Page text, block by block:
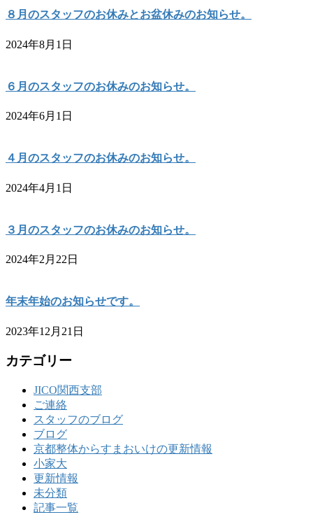
８月のスタッフのお休みとお盆休みのお知らせ。
2024年8月1日
６月のスタッフのお休みのお知らせ。
2024年6月1日
４月のスタッフのお休みのお知らせ。
2024年4月1日
３月のスタッフのお休みのお知らせ。
2024年2月22日
年末年始のお知らせです。
2023年12月21日
カテゴリー
JICO関西支部
ご連絡
スタッフのブログ
ブログ
京都整体からすまおいけの更新情報
小家大
更新情報
未分類
記事一覧